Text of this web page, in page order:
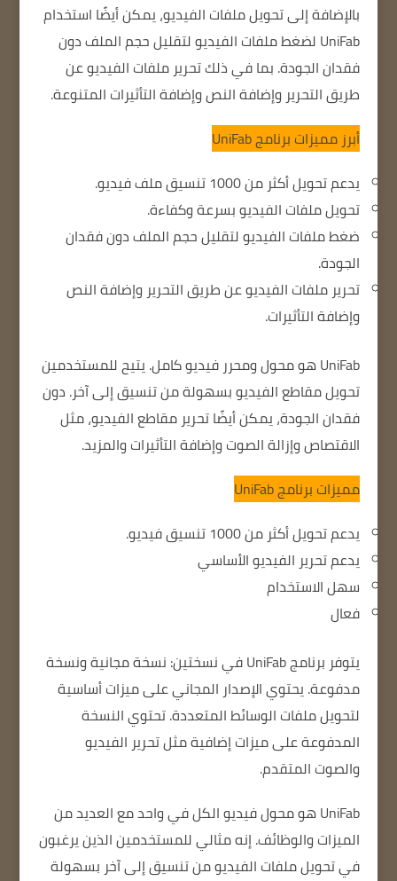
بالإضافة إلى تحويل ملفات الفيديو، يمكن أيضًا استخدام
UniFab لضغط ملفات الفيديو لتقليل حجم الملف دون
فقدان الجودة. بما في ذلك تحرير ملفات الفيديو عن
طريق التحرير وإضافة النص وإضافة التأثيرات المتنوعة.
أبرز مميزات برنامج UniFab
يدعم تحويل أكثر من 1000 تنسيق ملف فيديو.
تحويل ملفات الفيديو بسرعة وكفاءة.
ضغط ملفات الفيديو لتقليل حجم الملف دون فقدان
الجودة.
تحرير ملفات الفيديو عن طريق التحرير وإضافة النص
وإضافة التأثيرات.
UniFab هو محول ومحرر فيديو كامل.
يتيح للمستخدمين
تحويل مقاطع الفيديو بسهولة من تنسيق إلى آخر. دون
فقدان الجودة، يمكن أيضًا تحرير مقاطع الفيديو، مثل
الاقتصاص وإزالة الصوت وإضافة التأثيرات والمزيد.
مميزات برنامجUniFab
يدعم تحويل أكثر من 1000 تنسيق فيديو.
يدعم تحرير الفيديو الأساسي
سهل الاستخدام
فعال
يتوفر برنامج UniFab في نسختين: نسخة مجانية ونسخة
مدفوعة.يحتوي الإصدار المجاني على ميزات أساسية
لتحويل ملفات الوسائط المتعددة.تحتوي النسخة
المدفوعة على ميزات إضافية مثل تحرير الفيديو
والصوت المتقدم.
UniFab هو محول فيديو الكل في واحد مع العديد من
الميزات والوظائف.إنه مثالي للمستخدمين الذين يرغبون
في تحويل ملفات الفيديو من تنسيق إلى آخر بسهولة